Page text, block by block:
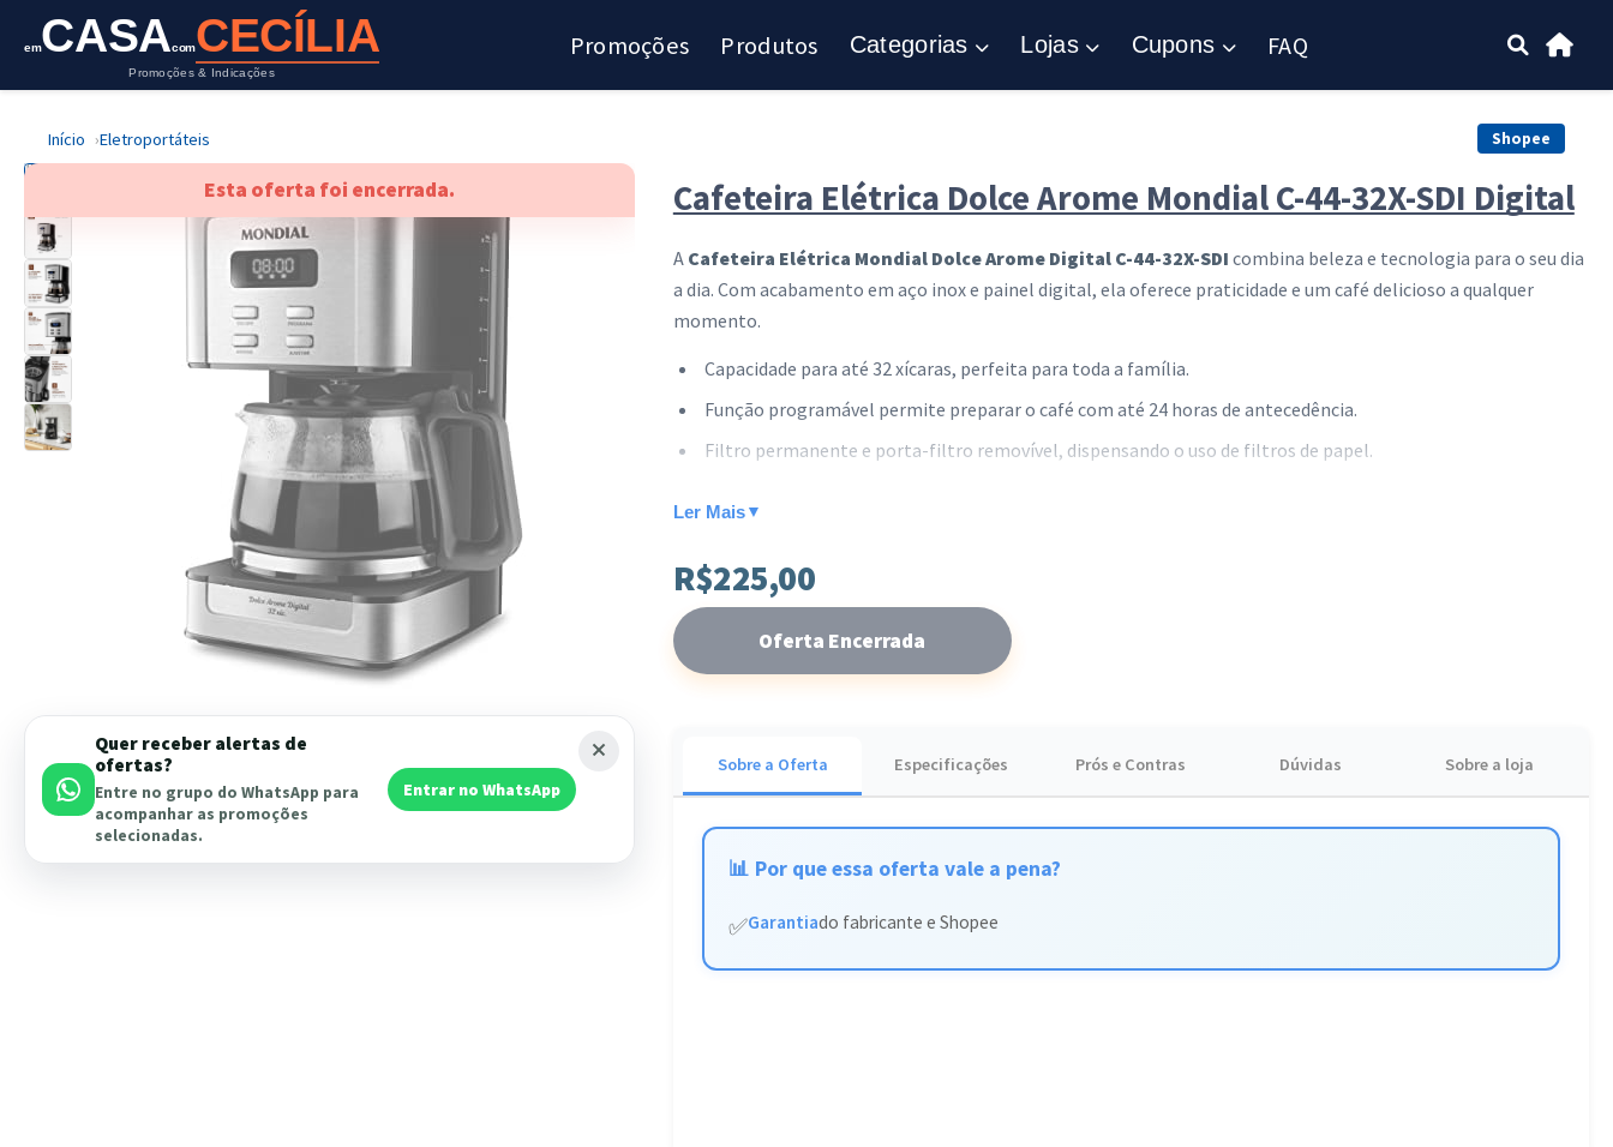
emCASAcomCECÍLIA
Promoções & Indicações
Promoções Produtos Categorias Lojas Cupons FAQ
Início Eletroportáteis Shopee
Esta oferta foi encerrada.
Quer receber alertas de
ofertas?
Entre no grupo do WhatsApp para
acompanhar as promoções
selecionadas.
Entrar no WhatsApp
Cafeteira Elétrica Dolce Arome Mondial C-44-32X-SDI Digital
A Cafeteira Elétrica Mondial Dolce Arome Digital C-44-32X-SDI combina beleza e tecnologia para o seu dia
a dia. Com acabamento em aço inox e painel digital, ela oferece praticidade e um café delicioso a qualquer
momento.
Capacidade para até 32 xícaras, perfeita para toda a família.
Função programável permite preparar o café com até 24 horas de antecedência.
Filtro permanente e porta-filtro removível, dispensando o uso de filtros de papel.
com mais sabor!
Ler Mais▼
R$225,00
Oferta Encerrada
Sobre a Oferta Especificações Prós e Contras Dúvidas Sobre a loja
📊 Por que essa oferta vale a pena?
✅Garantiado fabricante e Shopee